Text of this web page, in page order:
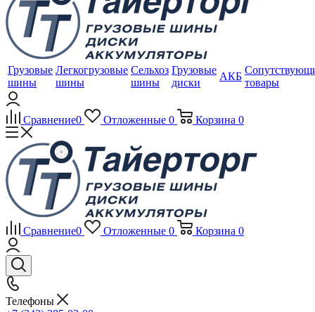
Грузовые
шины
Легкогрузовые
шины
Сельхоз
шины
Грузовые
диски
АКБ
товары
Сравнение0 Отложенные 0 Корзина 0
Сравнение0 Отложенные 0 Корзина 0
Телефоны